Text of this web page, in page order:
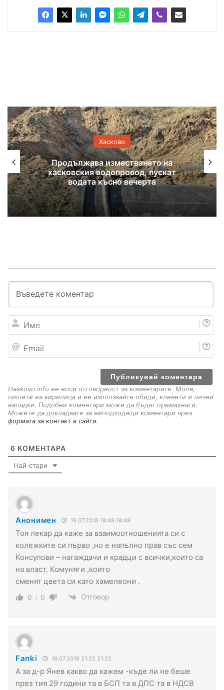
Хасково
3 към 1 са починалите спрямо
новородените в Хасковска област
е
a
Haskovo.info не носи отговорност за коментарите. Моля,
пишете на кирилица и не използвайте обиди, клевети и лични
нападки. Подобни коментари може да бъдат премахнати.
Можете да докладвате за неподходящи коментари чрез
формата за контакт в сайта.
6 КОМЕНТАРА
Най-стари
Анонимен 18.07.2018 19:49 19:49
Тоя лекар да каже за взаимоотношенията си с
колежките си първо ,но е напълно прав със сем
Консулови – нагаждачи и крадци с всички,които са
на власт. Комуняги ,които
сменят цвета си като хамелеони .
0 0 Отговор
Fanki 18.07.2018 21:22 21:22
А за д-р Янев какво да кажем -къде ли не беше
през тия 29 години та в БСП та в ДПС та в НДСВ